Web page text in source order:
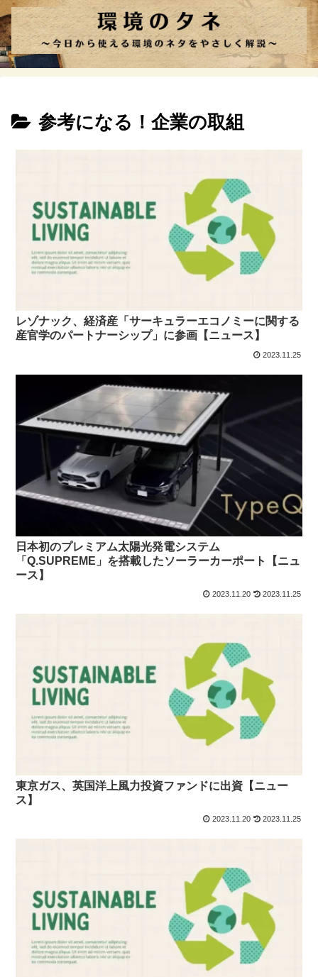
参考になる！企業の取組
レゾナック、経済産「サーキュラーエコノミーに関する
産官学のパートナーシップ」に参画【ニュース】
2023.11.25
日本初のプレミアム太陽光発電システム
「Q.SUPREME」を搭載したソーラーカーポート【ニュ
ース】
2023.11.20 2023.11.25
東京ガス、英国洋上風力投資ファンドに出資【ニュー
ス】
2023.11.20 2023.11.25